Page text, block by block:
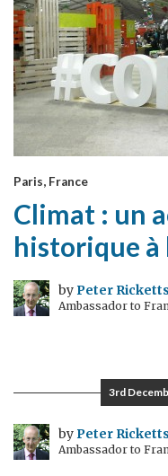
Paris, France
Climat : un
historique à
byPeter Ricketts
Ambassador to
3rd
byPeter Ricketts
Ambassador to